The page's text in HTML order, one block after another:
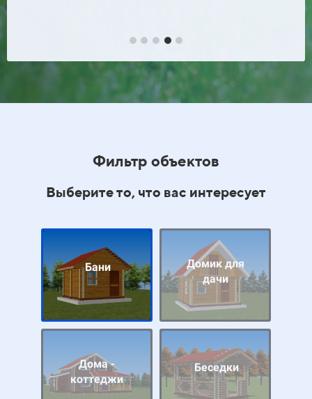
Фильтр объектов
Выберите то, что вас интересует
Бани
Домик для
дачи
Дома -
коттеджи
Беседки